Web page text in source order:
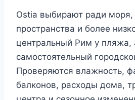
Ostia выбирают ради моря,
пространства и более
центральный Рим у пляжа,
самостоятельный
Проверяются влажность,
балконов, расходы дома,